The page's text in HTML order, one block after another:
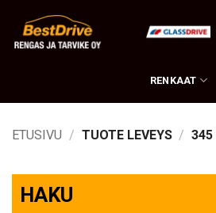
content
RENKAAT
ETUSIVU / TUOTE LEVEYS / 345
HAKU